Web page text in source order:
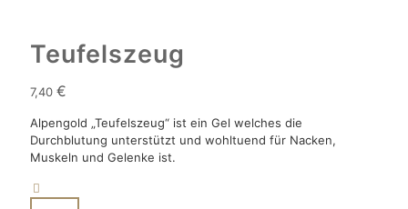
Teufelszeug
7,40 €
Alpengold „Teufelszeug“ ist ein Gel welches die
Durchblutung unterstützt und wohltuend für Nacken,
Muskeln und Gelenke ist.